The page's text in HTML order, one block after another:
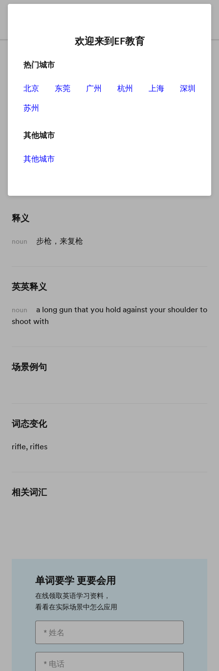
rifle
释义
noun 步枪，来复枪
英英释义
noun
a long gun that you hold against your shoulder to
shoot with
场景例句
词态变化
rifle, rifles
相关词汇
单词要学 更要会用
在线领取英语学习资料，
看看在实际场景中怎么应用
欢迎来到EF教育
热门城市
北京 东莞 广州 杭州 上海
深圳
苏州
其他城市
其他城市